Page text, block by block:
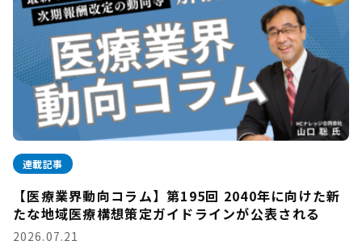
連載記事
【医療業界動向コラム】第195回 2040年に向けた新
たな地域医療構想策定ガイドラインが公表される
2026.07.21